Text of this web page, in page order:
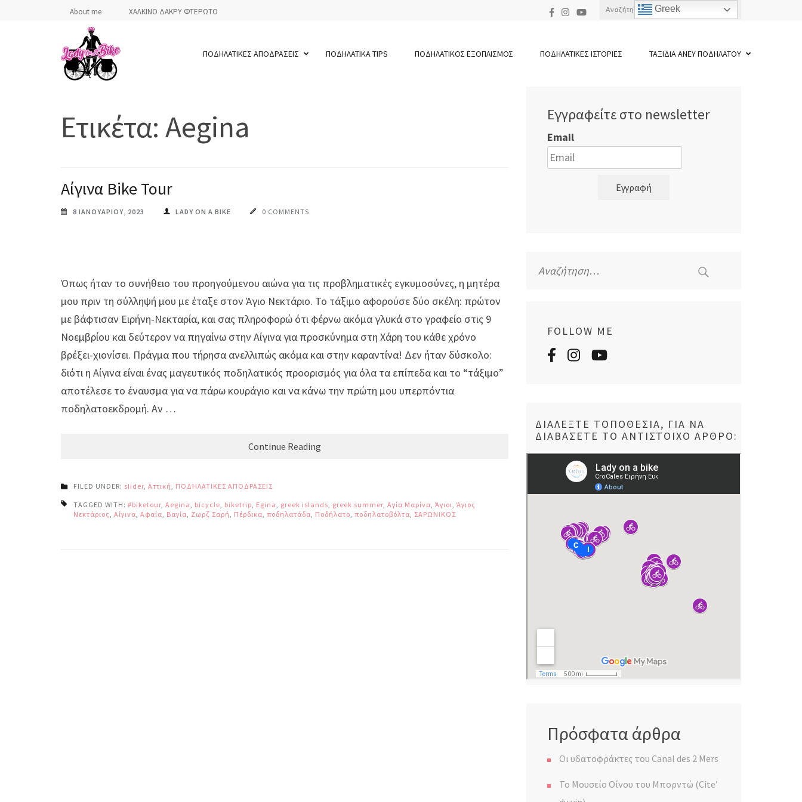
About me ΧΑΛΚΙΝΟ ΔΑΚΡΥ ΦΤΕΡΩΤΟ
Αναζήτηση
ΠΟΔΗΛΑΤΙΚΕΣ ΑΠΟΔΡΑΣΕΙΣ ΠΟΔΗΛΑΤΙΚΑ TIPS ΠΟΔΗΛΑΤΙΚΟΣ ΕΞΟΠΛΙΣΜΟΣ ΠΟΔΗΛΑΤΙΚΕΣ ΙΣΤΟΡΙΕΣ ΤΑΞΙΔΙΑ ΑΝΕΥ ΠΟΔΗΛΑΤΟΥ
Ετικέτα: Aegina
Αίγινα Bike Tour
8 ΙΑΝΟΥΑΡΊΟΥ, 2023 LADY ON A BIKE 0 COMMENTS
Όπως ήταν το συνήθειο του προηγούμενου αιώνα για τις προβληματικές εγκυμοσύνες, η μητέρα
μου πριν τη σύλληψή μου με έταξε στον Άγιο Νεκτάριο. Το τάξιμο αφορούσε δύο σκέλη: πρώτον
με βάφτισαν Ειρήνη-Νεκταρία, και σας πληροφορώ ότι φέρνω ακόμα γλυκά στο γραφείο στις 9
Νοεμβρίου και δεύτερον να πηγαίνω στην Αίγινα για προσκύνημα στη Χάρη του κάθε χρόνο
βρέξει-χιονίσει. Πράγμα που τήρησα ανελλιπώς ακόμα και στην καραντίνα! Δεν ήταν δύσκολο:
διότι η Αίγινα είναι ένας μαγευτικός ποδηλατικός προορισμός για όλα τα επίπεδα και το “τάξιμο”
αποτέλεσε το έναυσμα για να πάρω κουράγιο και να κάνω την πρώτη μου υπερπόντια
ποδηλατοεκδρομή. Αν …
Continue Reading
FILED UNDER: slider, Αττική, ΠΟΔΗΛΑΤΙΚΕΣ ΑΠΟΔΡΑΣΕΙΣ
TAGGED WITH: #biketour, Aegina, bicycle, biketrip, Egina, greek islands, greek summer, Αγία Μαρίνα, Άγιοι, Άγιος
Νεκτάριος, Αίγινα, Αφαία, Βαγία, Ζωρζ Σαρή, Πέρδικα, ποδηλατάδα, Ποδήλατο, ποδηλατοβόλτα, ΣΑΡΩΝΙΚΟΣ
Εγγραφείτε στο newsletter
Email
Εγγραφή
για:
FOLLOW ME
ΔΙΑΛΈΞΤΕ ΤΟΠΟΘΕΣΊΑ, ΓΙΑ ΝΑ
ΔΙΑΒΆΣΕΤΕ ΤΟ ΑΝΤΊΣΤΟΙΧΟ ΆΡΘΡΟ:
Πρόσφατα άρθρα
Οι υδατοφράκτες του Canal des 2 Mers
Το Μουσείο Οίνου του Μπορντώ (Cite’
Greek